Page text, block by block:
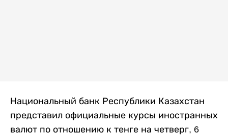
Национальный банк Республики Казахстан
представил официальные курсы иностранных
валют по отношению к тенге на четверг, 6